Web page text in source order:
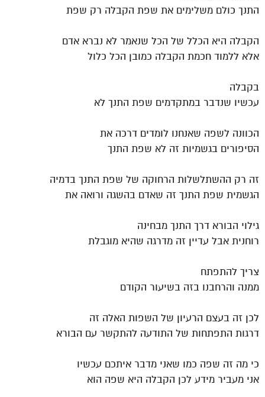
התנך כולם משלימים את שפת הקבלה רק שפת
הקבלה היא הכלל של הכל שנאמר לא נברא אדם
אלא ללמוד חכמת הקבלה כמובן הכל כלול
בקבלה
עכשיו שנדבר במתקדמים שפת התנך לא
הכוונה לשפה שאנחנו לומדים דרכה את
הסיפורים בגשמיות זה לא שפת התנך
זה רק ההשתלשלות הרחוקה של שפת התנך בדמיה
הגשמית שפת התנך זה שאדם בהשגה ורואה את
גילוי הבורא דרך התנך מבחינה
רוחנית אבל עדיין זה מדרגה שהיא מוגבלת
צריך להתפתח
ממנה והרחבנו בזה בשיעור הקודם
לכן זה בעצם הרעיון של השפות האלה זה
דרגות התפתחות של התודעה להתקשר עם הבורא
כי מה זה שפה כמו שאני מדבר איתכם עכשיו
אני מעביר מידע לכן הקבלה היא שפה הוא